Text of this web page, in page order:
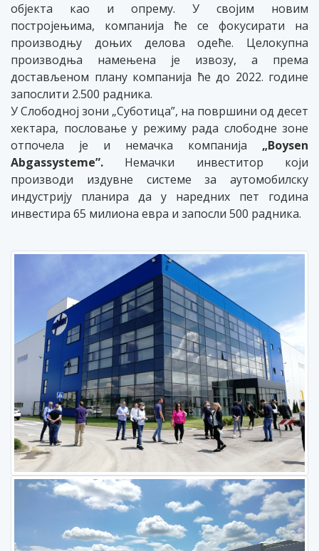
објекта као и опрему. У својим новим
постројењима, компанија ће се фокусирати на
производњу доњих делова одеће. Целокупна
производња намењена је извозу, а према
достављеном плану компанија ће до 2022. године
запослити 2.500 радника.
У Слободној зони „Суботица”, на површини од десет
хектара, пословање у режиму рада слободне зоне
отпочела је и немачка компанија „Boysen
Abgassysteme”. Немачки инвеститор који
производи издувне системе за аутомобилску
индустрију планира да у наредних пет година
инвестира 65 милиона евра и запосли 500 радника.